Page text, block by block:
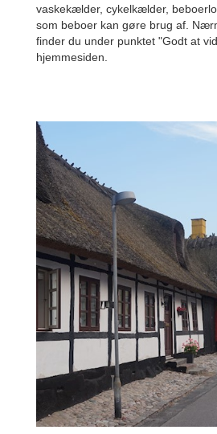
vaskekælder, cykelkælder,
som beboer kan gøre brug af.
finder du under punktet "Godt at
hjemmesiden.